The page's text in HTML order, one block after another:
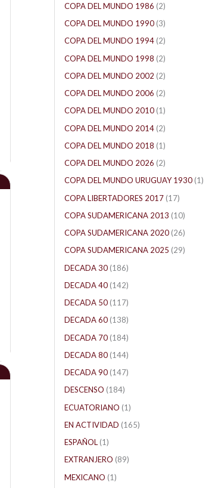
COPA DEL MUNDO 1986 (2)
COPA DEL MUNDO 1990 (3)
COPA DEL MUNDO 1994 (2)
COPA DEL MUNDO 1998 (2)
COPA DEL MUNDO 2002 (2)
COPA DEL MUNDO 2006 (2)
COPA DEL MUNDO 2010 (1)
COPA DEL MUNDO 2014 (2)
COPA DEL MUNDO 2018 (1)
COPA DEL MUNDO 2026 (2)
COPA DEL MUNDO URUGUAY 1930 (1)
COPA LIBERTADORES 2017 (17)
COPA SUDAMERICANA 2013 (10)
COPA SUDAMERICANA 2020 (26)
COPA SUDAMERICANA 2025 (29)
DECADA 30 (186)
DECADA 40 (142)
DECADA 50 (117)
DECADA 60 (138)
DECADA 70 (184)
DECADA 80 (144)
DECADA 90 (147)
DESCENSO (184)
ECUATORIANO (1)
EN ACTIVIDAD (165)
ESPAÑOL (1)
EXTRANJERO (89)
MEXICANO (1)